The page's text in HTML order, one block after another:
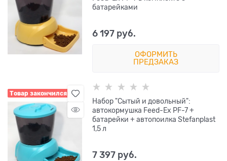
батарейками
6 197 руб.
ОФОРМИТЬ
ПРЕДЗАКАЗ
Товар закончился
Набор "Сытый и довольный":
автокормушка Feed-Ex PF-7 +
батарейки + автопоилка Stefanplast
1,5 л
7 397 руб.